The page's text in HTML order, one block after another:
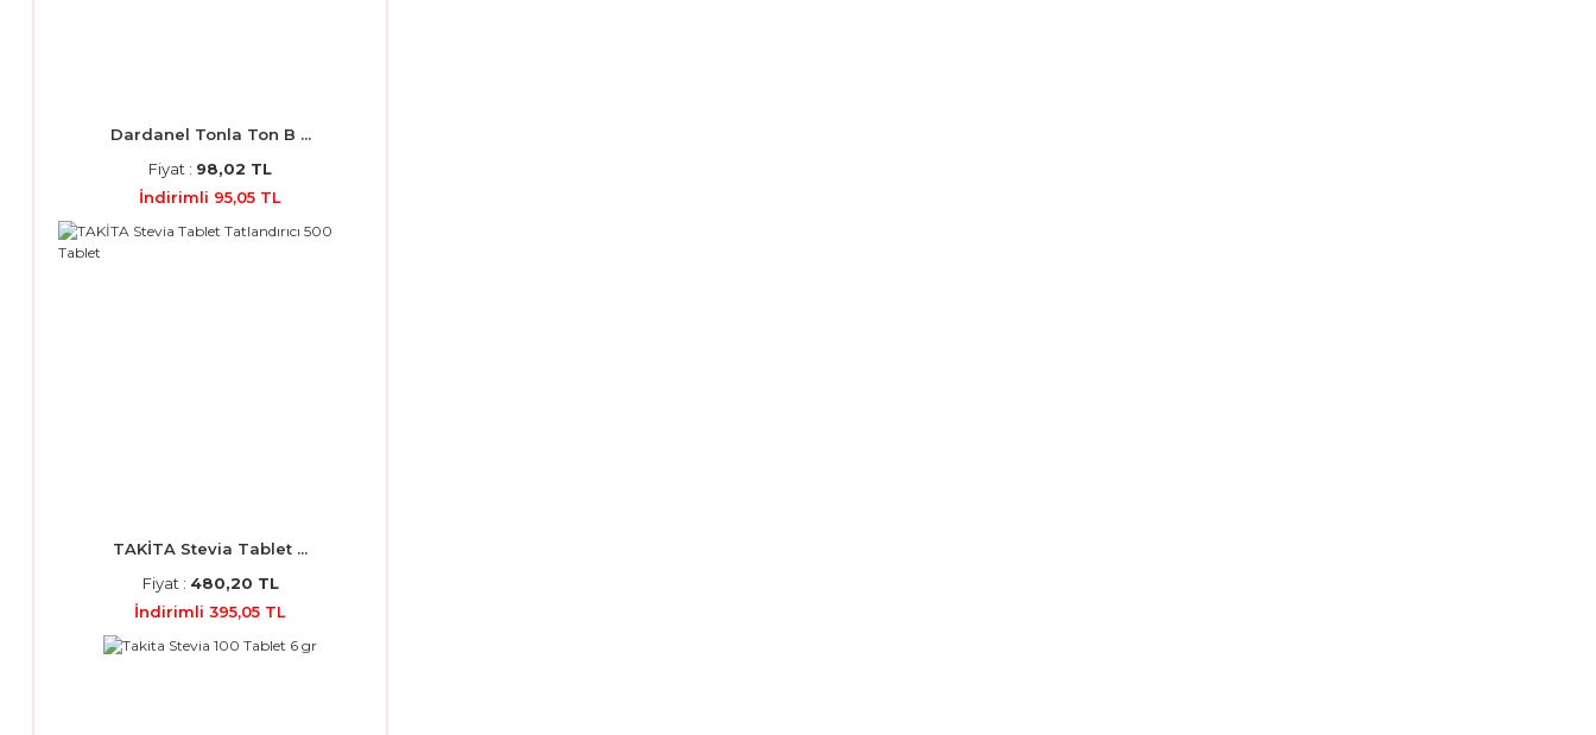
Dardanel Tonla Ton B ...
Fiyat : 98,02 TL
İndirimli 95,05 TL
TAKİTA Stevia Tablet ...
Fiyat : 480,20 TL
İndirimli 395,05 TL